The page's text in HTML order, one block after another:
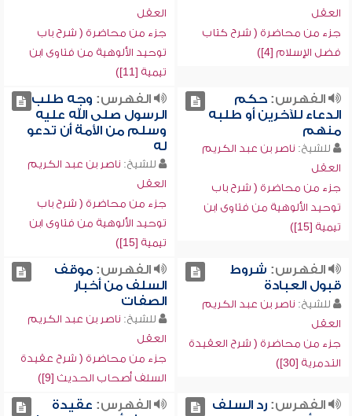
العقل
جزء من محاضرة ( شرح كتاب
فضل الإسلام [4])
العقل
جزء من محاضرة ( شرح باب
توحيد الألوهية من فتاوى ابن
تيمية [11])
الفهرس:حكم
الدعاء للآخرين أو طلبه
منهم
للشيخ: ناصر بن عبد الكريم
العقل
جزء من محاضرة ( شرح باب
توحيد الألوهية من فتاوى ابن
تيمية [15])
الفهرس: وجه طلب
الرسول صلى الله عليه
وسلم من الأمة أن تدعو
له
للشيخ: ناصر بن عبد الكريم
العقل
جزء من محاضرة ( شرح باب
توحيد الألوهية من فتاوى ابن
تيمية [15])
الفهرس: شروط
قبول العبادة
للشيخ: ناصر بن عبد الكريم
العقل
جزء من محاضرة ( شرح العقيدة
التدمرية [30])
الفهرس:موقف
السلف من أخبار
الصفات
للشيخ: ناصر بن عبد الكريم
العقل
جزء من محاضرة ( شرح عقيدة
السلف أصحاب الحديث [9])
الفهرس:رد السلف
الفهرس: عقيدة